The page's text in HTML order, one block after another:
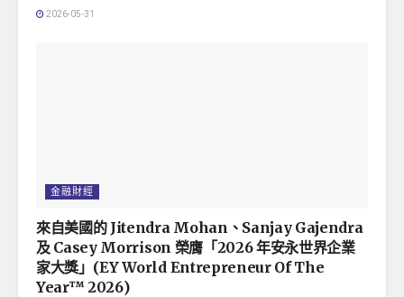
2026-05-31
金融財經
來自美國的 Jitendra Mohan、Sanjay Gajendra
及 Casey Morrison 榮膺「2026 年安永世界企業
家大獎」(EY World Entrepreneur Of The
Year™ 2026)